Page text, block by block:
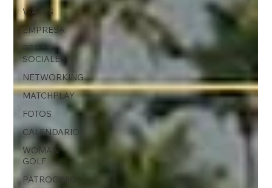
VIAJES
EMPRESA
REDES
SOCIALES
NETWORKING
MATCHPLAY
FOTOS
CALENDARIOS
WOMAN
GOLF
PATROCINIO